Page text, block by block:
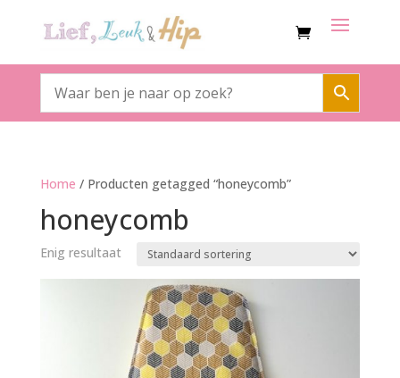
Home / Producten getagged “honeycomb”
honeycomb
Enig resultaat